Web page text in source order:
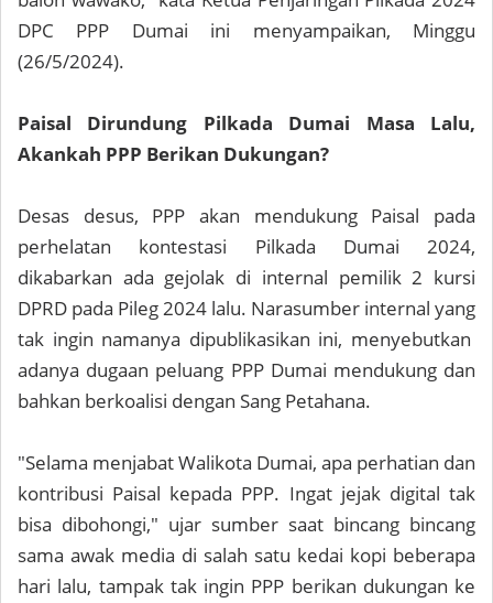
DPC PPP Dumai ini menyampaikan, Minggu
(26/5/2024).
Paisal Dirundung Pilkada Dumai Masa Lalu,
Akankah PPP Berikan Dukungan?
Desas desus, PPP akan mendukung Paisal pada
perhelatan kontestasi Pilkada Dumai 2024,
dikabarkan ada gejolak di internal pemilik 2 kursi
DPRD pada Pileg 2024 lalu. Narasumber internal yang
tak ingin namanya dipublikasikan ini, menyebutkan
adanya dugaan peluang PPP Dumai mendukung dan
bahkan berkoalisi dengan Sang Petahana.
"Selama menjabat Walikota Dumai, apa perhatian dan
kontribusi Paisal kepada PPP. Ingat jejak digital tak
bisa dibohongi," ujar sumber saat bincang bincang
sama awak media di salah satu kedai kopi beberapa
hari lalu, tampak tak ingin PPP berikan dukungan ke